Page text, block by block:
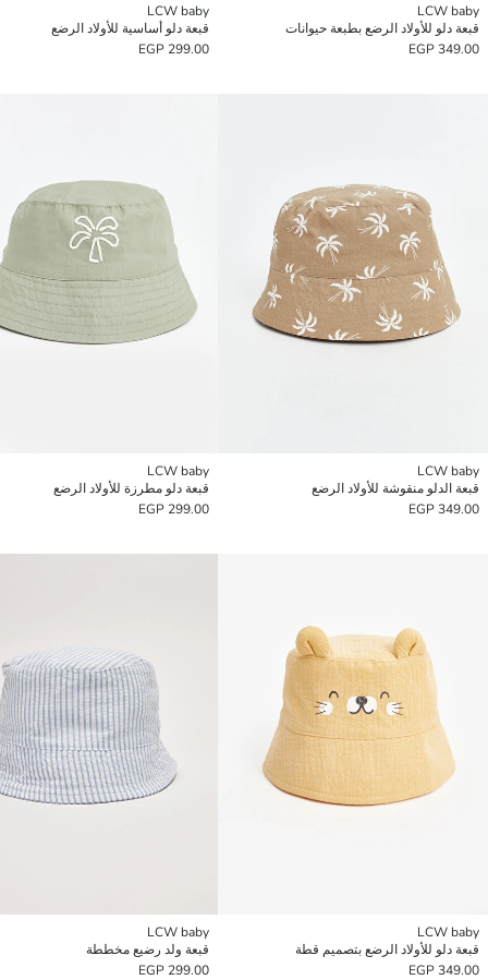
LCW baby
قبعة دلو للأولاد الرضع بطبعة حيوانات
349.00 EGP
LCW baby
قبعة دلو أساسية للأولاد الرضع
299.00 EGP
LCW baby
قبعة الدلو منقوشة للأولاد الرضع
349.00 EGP
LCW baby
قبعة دلو مطرزة للأولاد الرضع
299.00 EGP
LCW baby
قبعة دلو للأولاد الرضع بتصميم قطة
349.00 EGP
LCW baby
قبعة ولد رضيع مخططة
299.00 EGP